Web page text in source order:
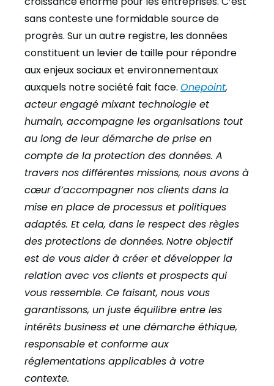
sans conteste une formidable source de
progrès. Sur un autre registre, les données
constituent un levier de taille pour répondre
aux enjeux sociaux et environnementaux
auxquels notre société fait face. Onepoint,
acteur engagé mixant technologie et
humain, accompagne les organisations tout
au long de leur démarche de prise en
compte de la protection des données. A
travers nos différentes missions, nous avons à
cœur d’accompagner nos clients dans la
mise en place de processus et politiques
adaptés. Et cela, dans le respect des règles
des protections de données. Notre objectif
est de vous aider à créer et développer la
relation avec vos clients et prospects qui
vous ressemble. Ce faisant, nous vous
garantissons, un juste équilibre entre les
intérêts business et une démarche éthique,
responsable et conforme aux
réglementations applicables à votre
contexte.